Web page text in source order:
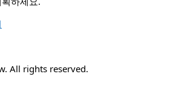
All rights reserved.